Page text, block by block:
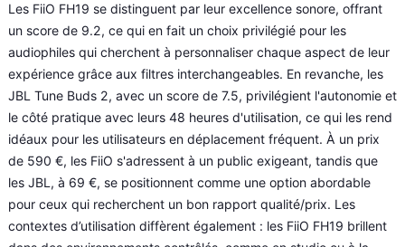
Les FiiO FH19 se distinguent par leur excellence sonore, offrant
un score de 9.2, ce qui en fait un choix privilégié pour les
audiophiles qui cherchent à personnaliser chaque aspect de leur
expérience grâce aux filtres interchangeables. En revanche, les
JBL Tune Buds 2, avec un score de 7.5, privilégient l'autonomie et
le côté pratique avec leurs 48 heures d'utilisation, ce qui les rend
idéaux pour les utilisateurs en déplacement fréquent. À un prix
de 590 €, les FiiO s'adressent à un public exigeant, tandis que
les JBL, à 69 €, se positionnent comme une option abordable
pour ceux qui recherchent un bon rapport qualité/prix. Les
contextes d’utilisation diffèrent également : les FiiO FH19 brillent